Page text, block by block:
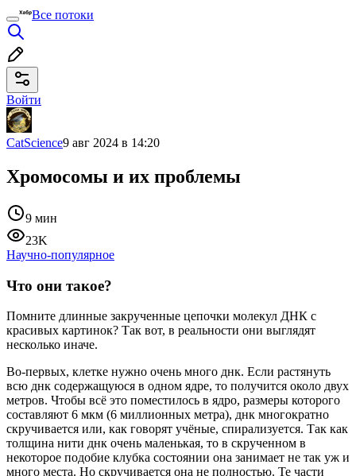
Все потоки
Войти
CatScience9 авг 2024 в 14:20
Хромосомы и их проблемы
9 мин
23K
Научно-популярное
Что они такое?
Помните длинные закрученные цепочки молекул ДНК с
красивых картинок? Так вот, в реальности они выглядят
несколько иначе.
Во-первых, клетке нужно очень много днк. Если растянуть
всю днк содержащуюся в одном ядре, то получится около двух
метров. Чтобы всё это поместилось в ядро, размеры которого
составляют 6 мкм (6 миллионных метра), днк многократно
скручивается или, как говорят учёные, спирализуется. Так как
толщина нити днк очень маленькая, то в скрученном в
некоторое подобие клубка состоянии она занимает не так уж и
много места. Но скручивается она не полностью. Те части